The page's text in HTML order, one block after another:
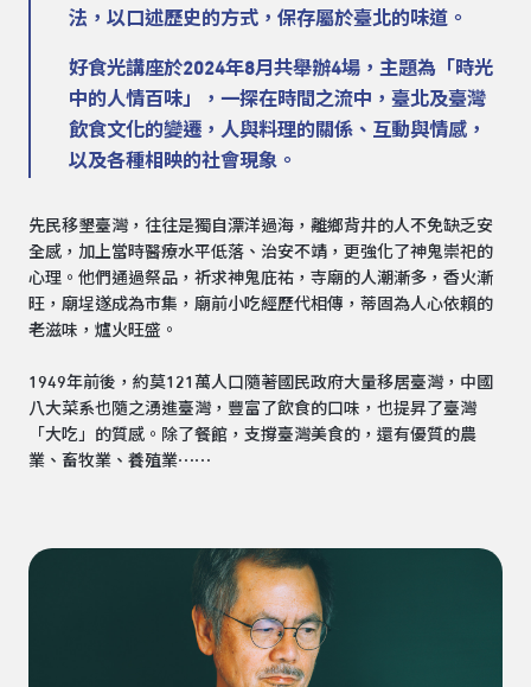
法，以口述歷史的方式，保存屬於臺北的味道。
好食光講座於2024年8月共舉辦4場，主題為「時光
中的人情百味」，一探在時間之流中，臺北及臺灣
飲食文化的變遷，人與料理的關係、互動與情感，
以及各種相映的社會現象。
先民移墾臺灣，往往是獨自漂洋過海，離鄉背井的人不免缺乏安
全感，加上當時醫療水平低落、治安不靖，更強化了神鬼崇祀的
心理。他們通過祭品，祈求神鬼庇祐，寺廟的人潮漸多，香火漸
旺，廟埕遂成為市集，廟前小吃經歷代相傳，蒂固為人心依賴的
老滋味，爐火旺盛。
1949年前後，約莫121萬人口隨著國民政府大量移居臺灣，中國
八大菜系也隨之湧進臺灣，豐富了飲食的口味，也提昇了臺灣
「大吃」的質感。除了餐館，支撐臺灣美食的，還有優質的農
業、畜牧業、養殖業⋯⋯